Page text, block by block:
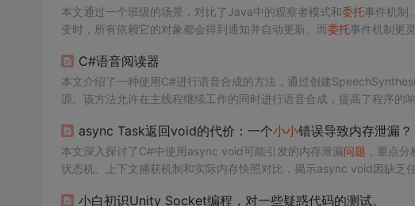
本文通过一个班级的场景，对比了Java中的观察者模式和委托事件机制
变时，所有依赖它的对象都会得到通知并自动更新。而委托事件机制更
C#语音阅读器
本文介绍了一种使用C#进行语音合成的方法，通过创建
源。该方法允许在主线程继续工作的同时进行语音合成，提高了程序的响
async Task返回void的代价：一个小小错误导致内存泄漏？
本文深入探讨了C#中使用async void可能引发的内存泄漏问题 ，重点
状态机、上下文捕获机制和实际内存快照对比，揭示async void因缺乏
小白初识Unity Socket编程，对一些疑惑代码的测试。